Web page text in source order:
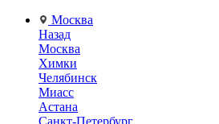
Москва
Назад
Москва
Химки
Челябинск
Миасс
Астана
Санкт-Петербург